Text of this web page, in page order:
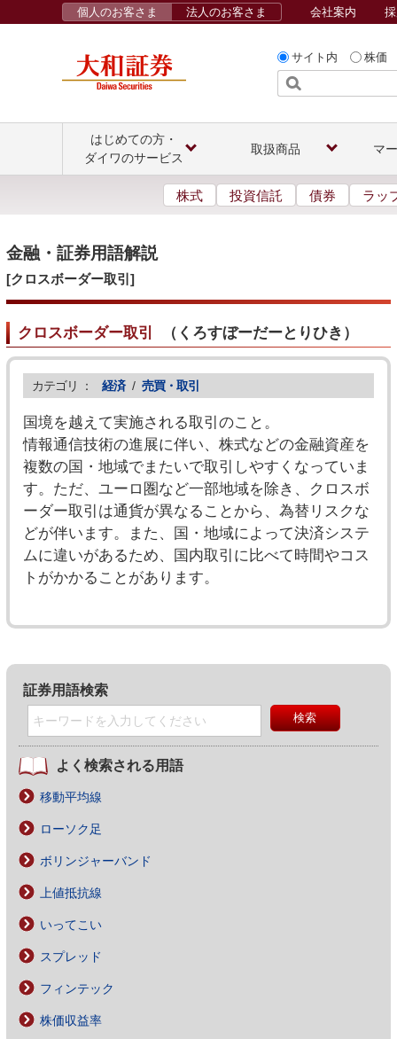
サイト内 株価
個人のお客さま 法人のお客さま 会社案内
はじめての方・
ダイワのサービス
取扱商品 マ
株式 投資信託 債券 ラッ
金融・証券用語解説
[クロスボーダー取引]
クロスボーダー取引 （ くろすぼーだーとりひき ）
カテゴリ ： 経済 / 売買・取引
国境を越えて実施される取引のこと。
情報通信技術の進展に伴い、株式などの金融資産を
複数の国・地域でまたいで取引しやすくなっていま
す。ただ、ユーロ圏など一部地域を除き、クロスボ
ーダー取引は通貨が異なることから、為替リスクな
どが伴います。また、国・地域によって決済システ
ムに違いがあるため、国内取引に比べて時間やコス
トがかかることがあります。
証券用語検索
よく検索される用語
移動平均線
ローソク足
ボリンジャーバンド
上値抵抗線
いってこい
スプレッド
フィンテック
株価収益率